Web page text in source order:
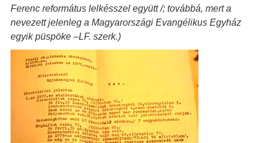
Ferenc református lelkésszel együtt /; továbbá, mert a
nevezett jelenleg a Magyarországi Evangélikus Egyház
egyik püspöke –LF. szerk.)